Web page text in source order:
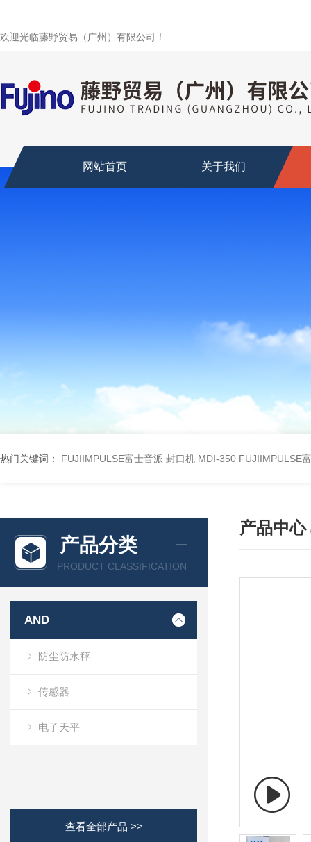
欢迎光临藤野贸易（广州）有限公司！
网站首页 关于我们
热门关键词： FUJIIMPULSE富士音派 封口机 MDI-350 FUJIIMPULSE
产品分类
PRODUCT CLASSIFICATION
AND
防尘防水秤
传感器
电子天平
查看全部产品 >>
产品中心